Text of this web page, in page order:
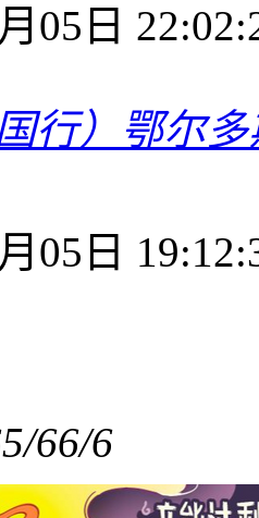
05日
国行）鄂尔
05日
5/66/6